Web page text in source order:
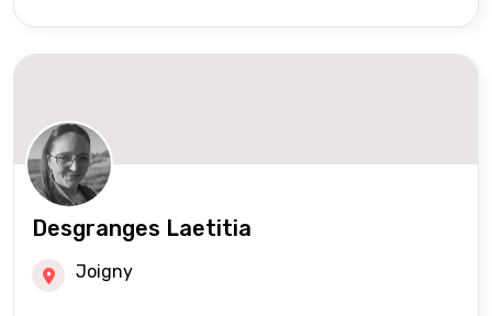
international) Validation du financement des
acquéreurs auprès de partenaires financiers
réseau Iad France et Iad Deutschland Inter agence
Desgranges Laetitia
Joigny